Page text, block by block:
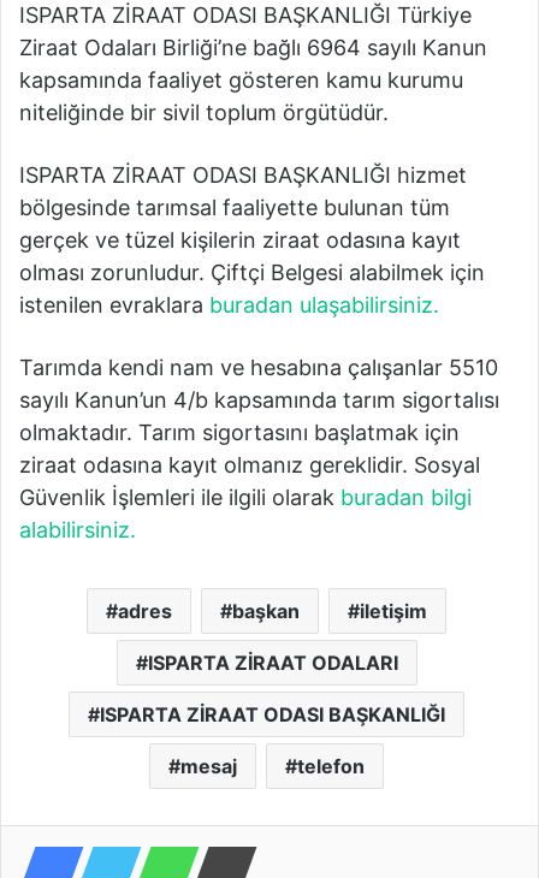
ISPARTA ZİRAAT ODASI BAŞKANLIĞI Türkiye
Ziraat Odaları Birliği’ne bağlı 6964 sayılı Kanun
kapsamında faaliyet gösteren kamu kurumu
niteliğinde bir sivil toplum örgütüdür.
ISPARTA ZİRAAT ODASI BAŞKANLIĞI hizmet
bölgesinde tarımsal faaliyette bulunan tüm
gerçek ve tüzel kişilerin ziraat odasına kayıt
olması zorunludur. Çiftçi Belgesi alabilmek için
istenilen evraklara buradan ulaşabilirsiniz.
Tarımda kendi nam ve hesabına çalışanlar 5510
sayılı Kanun’un 4/b kapsamında tarım sigortalısı
olmaktadır. Tarım sigortasını başlatmak için
ziraat odasına kayıt olmanız gereklidir. Sosyal
Güvenlik İşlemleri ile ilgili olarak buradan bilgi
alabilirsiniz.
adres başkan iletişim
ISPARTA ZİRAAT ODALARI
ISPARTA ZİRAAT ODASI BAŞKANLIĞI
mesaj telefon